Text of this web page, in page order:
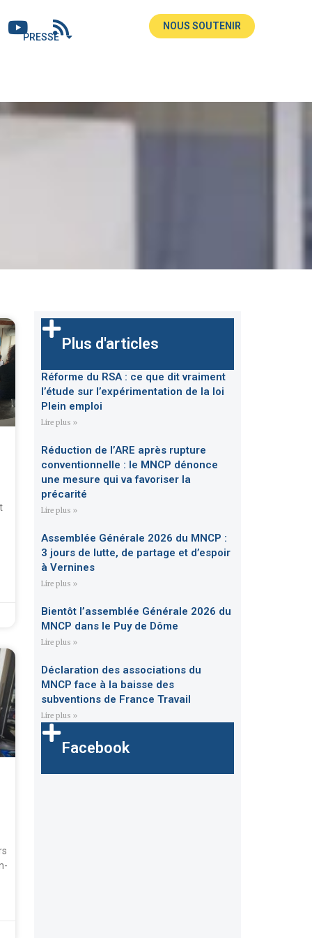
PRESSE
NOUS SOUTENIR
Plus d'articles
Réforme du RSA : ce que dit vraiment
l’étude sur l’expérimentation de la loi
Plein emploi
Lire plus »
Réduction de l’ARE après rupture
conventionnelle : le MNCP dénonce
une mesure qui va favoriser la
précarité
Lire plus »
Assemblée Générale 2026 du MNCP :
3 jours de lutte, de partage et d’espoir
à Vernines
Lire plus »
Bientôt l’assemblée Générale 2026 du
MNCP dans le Puy de Dôme
Lire plus »
Déclaration des associations du
MNCP face à la baisse des
subventions de France Travail
Lire plus »
Facebook